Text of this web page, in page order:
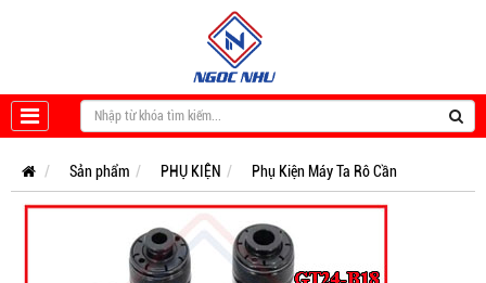
Sản phẩm PHỤ KIỆN Phụ Kiện Máy Ta Rô Cần